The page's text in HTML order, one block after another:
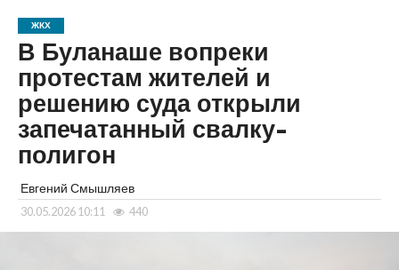
ЖКХ
В Буланаше вопреки
протестам жителей и
решению суда открыли
запечатанный свалку-
полигон
Евгений Смышляев
30.05.2026 10:11 440